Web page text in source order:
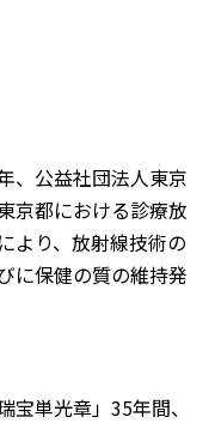
、公益社団法人東京
京都における診療放
より、放射線技術の
に保健の質の維持発
単光章」35年間、